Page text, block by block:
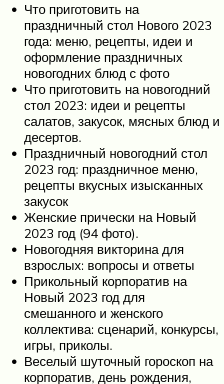
Что приготовить на
праздничный стол Нового 2023
года: меню, рецепты, идеи и
оформление праздничных
новогодних блюд с фото
Что приготовить на новогодний
стол 2023: идеи и рецепты
салатов, закусок, мясных блюд и
десертов.
Праздничный новогодний стол
2023 год: праздничное меню,
рецепты вкусных изысканных
закусок
Женские прически на Новый
2023 год (94 фото).
Новогодняя викторина для
взрослых: вопросы и ответы
Прикольный корпоратив на
Новый 2023 год для
смешанного и женского
коллектива: сценарий, конкурсы,
игры, приколы.
Веселый шуточный гороскоп на
корпоратив, день рождения,